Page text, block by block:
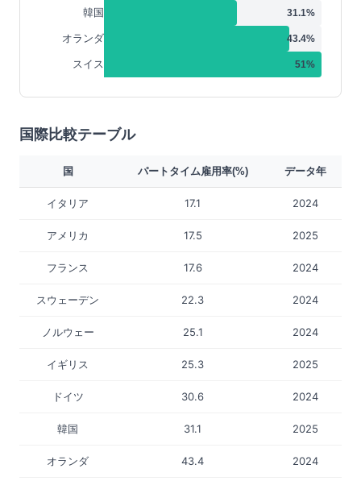
韓国 31.1%
オランダ 43.4%
スイス 51%
国際比較テーブル
国 パートタイム雇用率(%) データ年
イタリア 17.1 2024
アメリカ 17.5 2025
フランス 17.6 2024
スウェーデン 22.3 2024
ノルウェー 25.1 2024
イギリス 25.3 2025
ドイツ 30.6 2024
韓国 31.1 2025
オランダ 43.4 2024